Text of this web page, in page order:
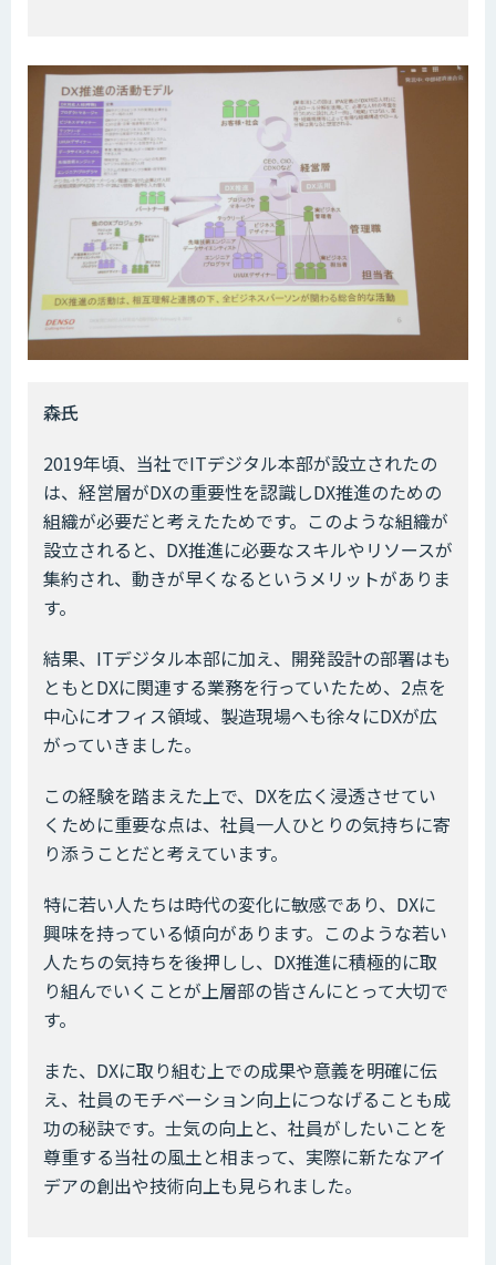
――森氏
2019年頃、当社でITデジタル本部が設立されたの
は、経営層がDXの重要性を認識しDX推進のための
組織が必要だと考えたためです。このような組織が
設立されると、DX推進に必要なスキルやリソースが
集約され、動きが早くなるというメリットがありま
す。
結果、ITデジタル本部に加え、開発設計の部署はも
ともとDXに関連する業務を行っていたため、2点を
中心にオフィス領域、製造現場へも徐々にDXが広
がっていきました。
この経験を踏まえた上で、DXを広く浸透させてい
くために重要な点は、社員一人ひとりの気持ちに寄
り添うことだと考えています。
特に若い人たちは時代の変化に敏感であり、DXに
興味を持っている傾向があります。このような若い
人たちの気持ちを後押しし、DX推進に積極的に取
り組んでいくことが上層部の皆さんにとって大切で
す。
また、DXに取り組む上での成果や意義を明確に伝
え、社員のモチベーション向上につなげることも成
功の秘訣です。士気の向上と、社員がしたいことを
尊重する当社の風土と相まって、実際に新たなアイ
デアの創出や技術向上も見られました。